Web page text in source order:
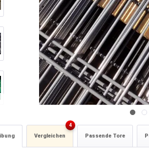
Vergleichen
4
Passende Tore